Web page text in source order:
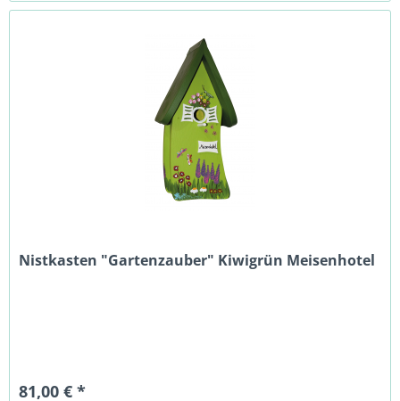
Nistkasten "Gartenzauber" Kiwigrün Meisenhotel
81,00 € *